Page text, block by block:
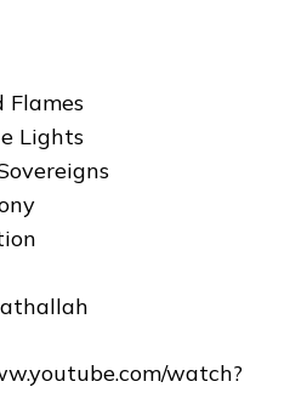
Flames
Lights
watch?